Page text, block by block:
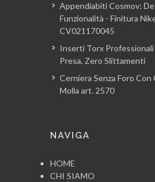
Appendiabiti Cosmov:
Funzionalità - Finitura
CV021170045
Inserti Torx Professionali
Presa, Zero Slittamenti
Cerniera Senza Foro Con
Molla art. 2570
NAVIGA
HOME
CHI SIAMO